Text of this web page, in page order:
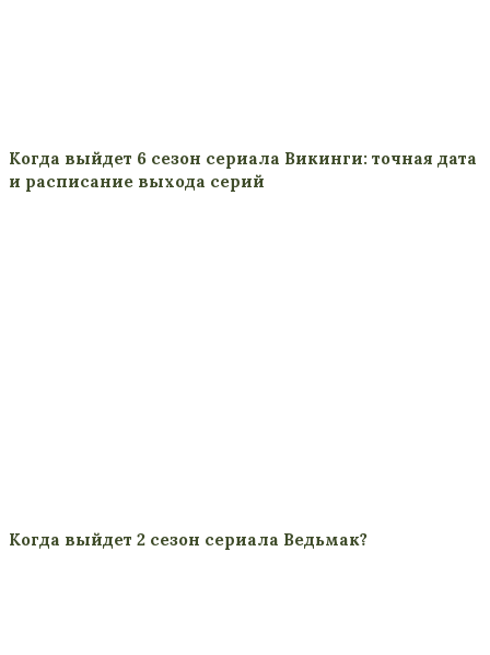
Когда выйдет 6 сезон сериала Викинги: точная дата
и расписание выхода серий
Когда выйдет 2 сезон сериала Ведьмак?